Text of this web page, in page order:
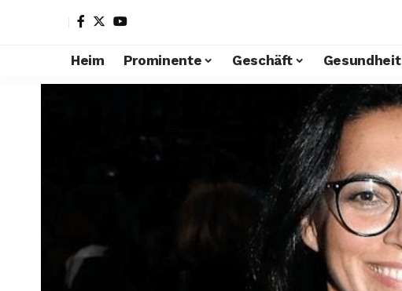
Heim Prominente Geschäft Gesundheit